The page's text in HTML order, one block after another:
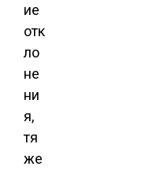
ие
отк
ло
не
ни
я,
тя
же